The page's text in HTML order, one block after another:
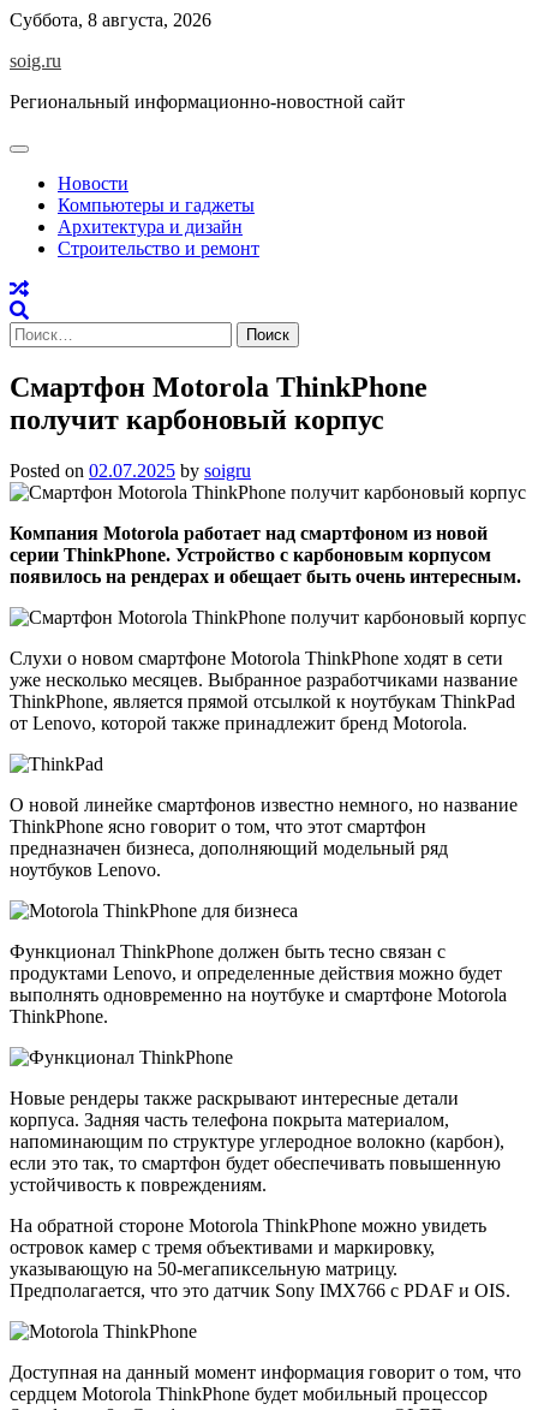
Skip
content
Суббота, 8 августа, 2026
soig.ru
Региональный информационно-новостной сайт
Новости
Компьютеры и гаджеты
Архитектура и дизайн
Строительство и ремонт
Найти:
Смартфон Motorola ThinkPhone
получит карбоновый корпус
Posted on 02.07.2025 by soigru
Компания Motorola работает над смартфоном из новой
серии ThinkPhone. Устройство с карбоновым корпусом
появилось на рендерах и обещает быть очень интересным.
Слухи о новом смартфоне Motorola ThinkPhone ходят в сети
уже несколько месяцев. Выбранное разработчиками название
ThinkPhone, является прямой отсылкой к ноутбукам ThinkPad
от Lenovo, которой также принадлежит бренд Motorola.
О новой линейке смартфонов известно немного, но название
ThinkPhone ясно говорит о том, что этот смартфон
предназначен бизнеса, дополняющий модельный ряд
ноутбуков Lenovo.
Функционал ThinkPhone должен быть тесно связан с
продуктами Lenovo, и определенные действия можно будет
выполнять одновременно на ноутбуке и смартфоне Motorola
ThinkPhone.
Новые рендеры также раскрывают интересные детали
корпуса. Задняя часть телефона покрыта материалом,
напоминающим по структуре углеродное волокно (карбон),
если это так, то смартфон будет обеспечивать повышенную
устойчивость к повреждениям.
На обратной стороне Motorola ThinkPhone можно увидеть
островок камер с тремя объективами и маркировку,
указывающую на 50-мегапиксельную матрицу.
Предполагается, что это датчик Sony IMX766 с PDAF и OIS.
Доступная на данный момент информация говорит о том, что
сердцем Motorola ThinkPhone будет мобильный процессор